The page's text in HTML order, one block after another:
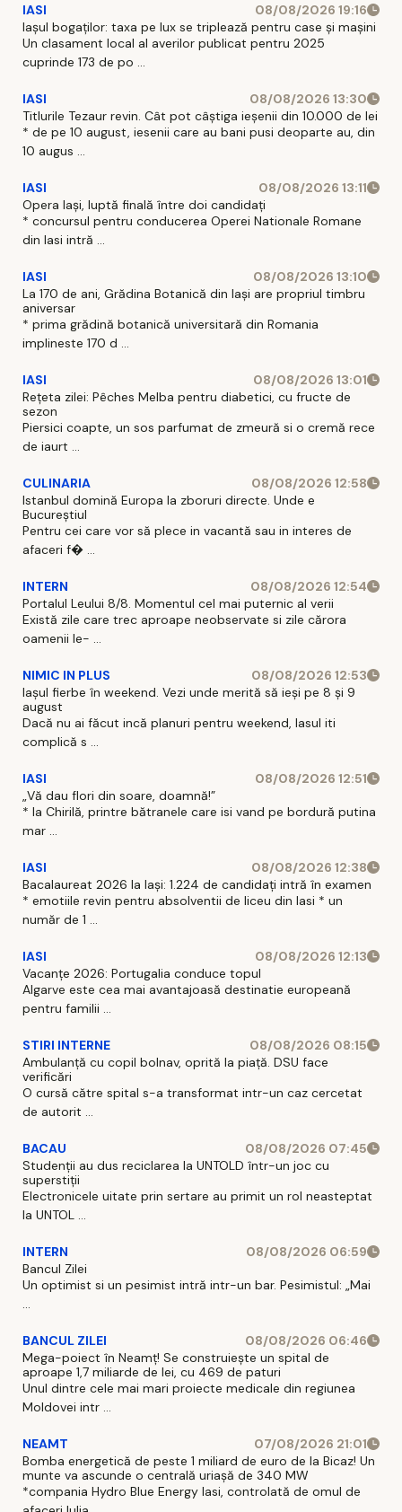
IASI
08/08/2026 19:16
Iașul bogaților: taxa pe lux se triplează pentru case și mașini
Un clasament local al averilor publicat pentru 2025
cuprinde 173 de po ...
IASI
08/08/2026 13:30
Titlurile Tezaur revin. Cât pot câștiga ieșenii din 10.000 de lei
* de pe 10 august, iesenii care au bani pusi deoparte au, din
10 augus ...
IASI
08/08/2026 13:11
Opera Iași, luptă finală între doi candidați
* concursul pentru conducerea Operei Nationale Romane
din Iasi intră ...
IASI
08/08/2026 13:10
La 170 de ani, Grădina Botanică din Iași are propriul timbru
aniversar
* prima grădină botanică universitară din Romania
implineste 170 d ...
IASI
08/08/2026 13:01
Rețeta zilei: Pêches Melba pentru diabetici, cu fructe de
sezon
Piersici coapte, un sos parfumat de zmeură si o cremă rece
de iaurt ...
CULINARIA
08/08/2026 12:58
Istanbul domină Europa la zboruri directe. Unde e
Bucureștiul
Pentru cei care vor să plece in vacantă sau in interes de
afaceri f� ...
INTERN
08/08/2026 12:54
Portalul Leului 8/8. Momentul cel mai puternic al verii
Există zile care trec aproape neobservate si zile cărora
oamenii le- ...
NIMIC IN PLUS
08/08/2026 12:53
Iașul fierbe în weekend. Vezi unde merită să ieși pe 8 și 9
august
Dacă nu ai făcut incă planuri pentru weekend, Iasul iti
complică s ...
IASI
08/08/2026 12:51
„Vă dau flori din soare, doamnă!”
* la Chirilă, printre bătranele care isi vand pe bordură putina
mar ...
IASI
08/08/2026 12:38
Bacalaureat 2026 la Iași: 1.224 de candidați intră în examen
* emotiile revin pentru absolventii de liceu din Iasi * un
număr de 1 ...
IASI
08/08/2026 12:13
Vacanțe 2026: Portugalia conduce topul
Algarve este cea mai avantajoasă destinatie europeană
pentru familii ...
STIRI INTERNE
08/08/2026 08:15
Ambulanță cu copil bolnav, oprită la piață. DSU face
verificări
O cursă către spital s-a transformat intr-un caz cercetat
de autorit ...
BACAU
08/08/2026 07:45
Studenții au dus reciclarea la UNTOLD într-un joc cu
superstiții
Electronicele uitate prin sertare au primit un rol neasteptat
la UNTOL ...
INTERN
08/08/2026 06:59
Bancul Zilei
Un optimist si un pesimist intră intr-un bar. Pesimistul: „Mai
...
BANCUL ZILEI
08/08/2026 06:46
Mega-poiect în Neamț! Se construiește un spital de
aproape 1,7 miliarde de lei, cu 469 de paturi
Unul dintre cele mai mari proiecte medicale din regiunea
Moldovei intr ...
NEAMT
07/08/2026 21:01
Bomba energetică de peste 1 miliard de euro de la Bicaz! Un
munte va ascunde o centrală uriașă de 340 MW
*compania Hydro Blue Energy Iasi, controlată de omul de